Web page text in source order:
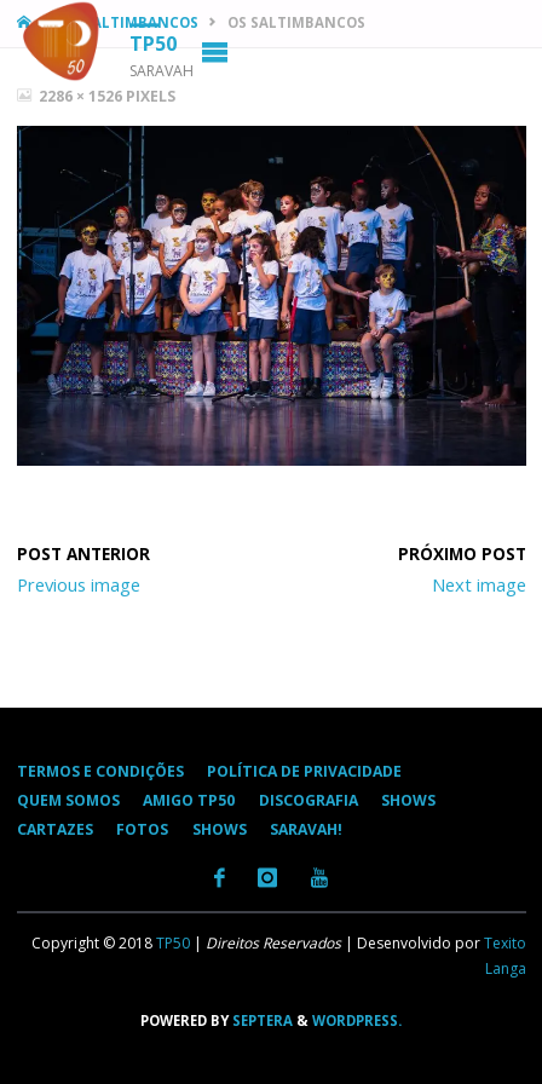
TP50
SARAVAH
HOMEOS SALTIMBANCOS OS SALTIMBANCOS
FULL2286 × 1526 PIXELS
Previous image Next image
TERMOS E CONDIÇÕES
POLÍTICA DE PRIVACIDADE
QUEM SOMOS
AMIGO TP50 DISCOGRAFIA
SHOWS
CARTAZES
FOTOS SHOWS SARAVAH!
Copyright © 2018TP50 | Direitos Reservados| Desenvolvido porTexito
Langa
POWERED BYSEPTERA & WORDPRESS.